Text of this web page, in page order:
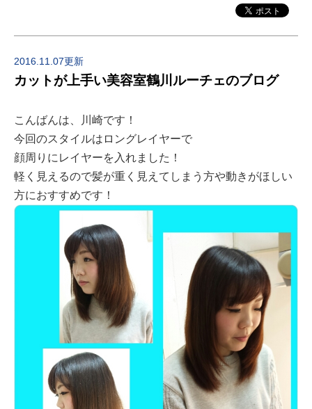
2016.11.07更新
カットが上手い美容室鶴川ルーチェのブログ
こんばんは、川崎です！
今回のスタイルはロングレイヤーで
顔周りにレイヤーを入れました！
軽く見えるので髪が重く見えてしまう方や動きがほしい
方におすすめです！